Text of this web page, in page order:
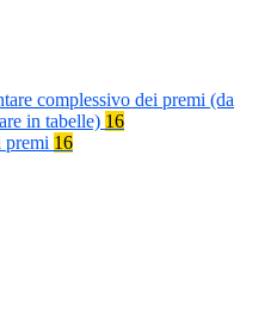
complessivo dei premi (da
in tabelle) 16
premi 16